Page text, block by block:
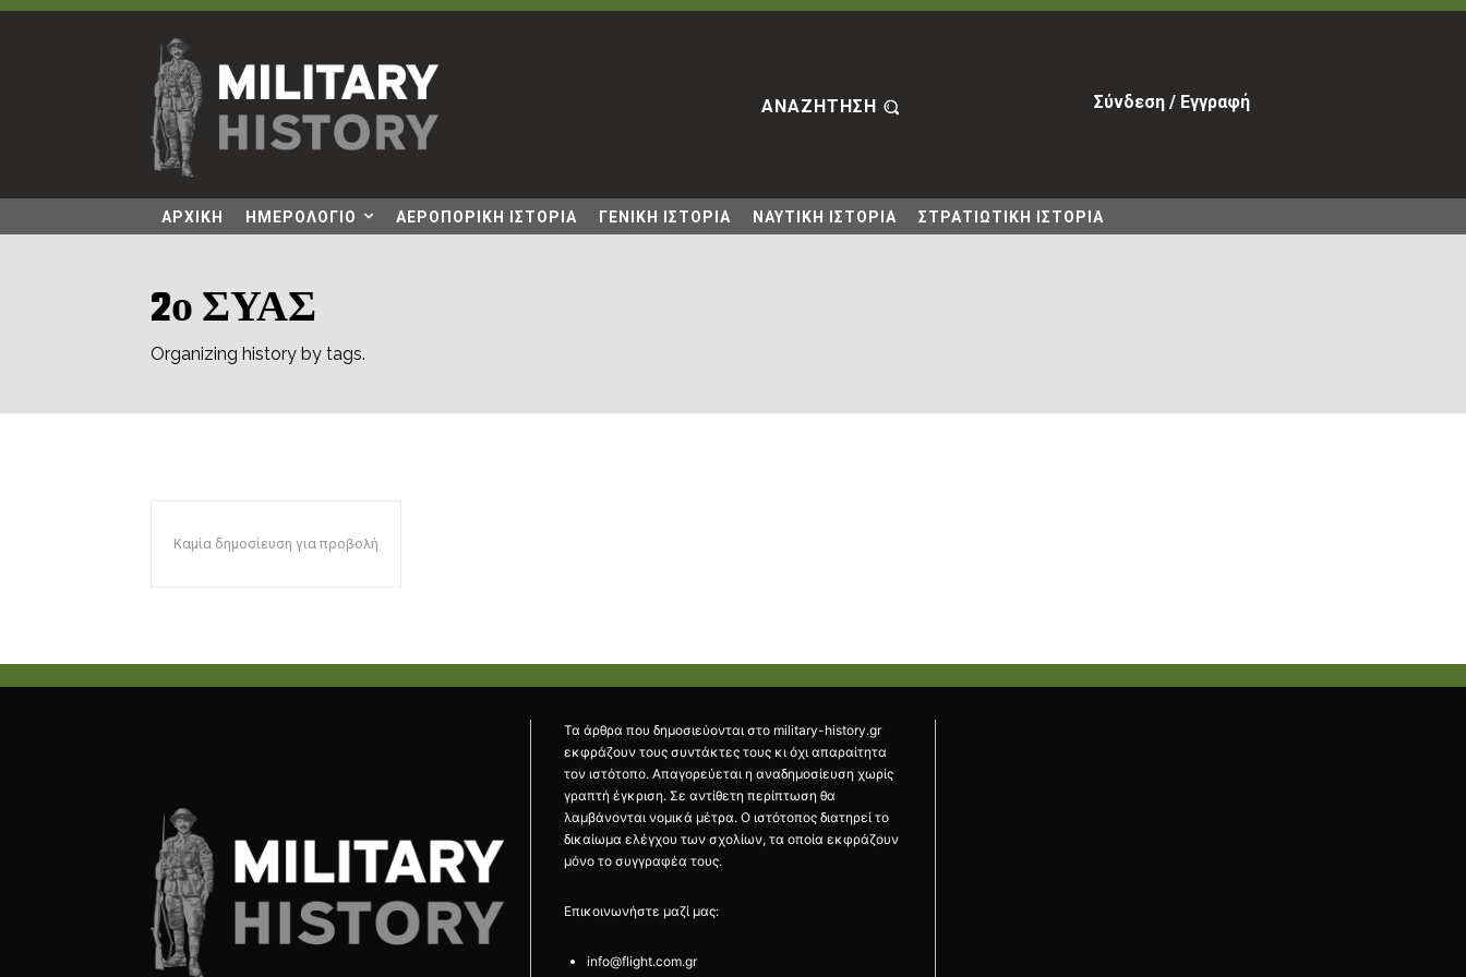
ΑΝΑΖΗΤΗΣΗ Σύνδεση / Εγγραφή
ΑΡΧΙΚΗ ΗΜΕΡΟΛΟΓΙΟ ΑΕΡΟΠΟΡΙΚΗ ΙΣΤΟΡΙΑ ΓΕΝΙΚΗ ΙΣΤΟΡΙΑ ΝΑΥΤΙΚΗ ΙΣΤΟΡΙΑ ΣΤΡΑΤΙΩΤΙΚΗ ΙΣΤΟΡΙΑ
2ο ΣΥΑΣ
Organizing history by tags.
Καμία δημοσίευση για προβολή
Τα άρθρα που δημοσιεύονται στο military-history.gr
εκφράζουν τους συντάκτες τους κι όχι απαραίτητα
τον ιστότοπο. Απαγορεύεται η αναδημοσίευση χωρίς
γραπτή έγκριση. Σε αντίθετη περίπτωση θα
λαμβάνονται νομικά μέτρα. Ο ιστότοπος διατηρεί το
δικαίωμα ελέγχου των σχολίων, τα οποία εκφράζουν
μόνο το συγγραφέα τους.
Επικοινωνήστε μαζί μας:
info@flight.com.gr